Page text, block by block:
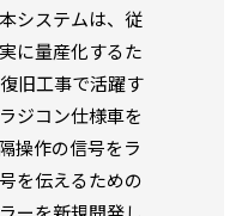
システムは、従
に量産化するた
旧工事で活躍す
ジコン仕様車を
操作の信号をラ
を伝えるための